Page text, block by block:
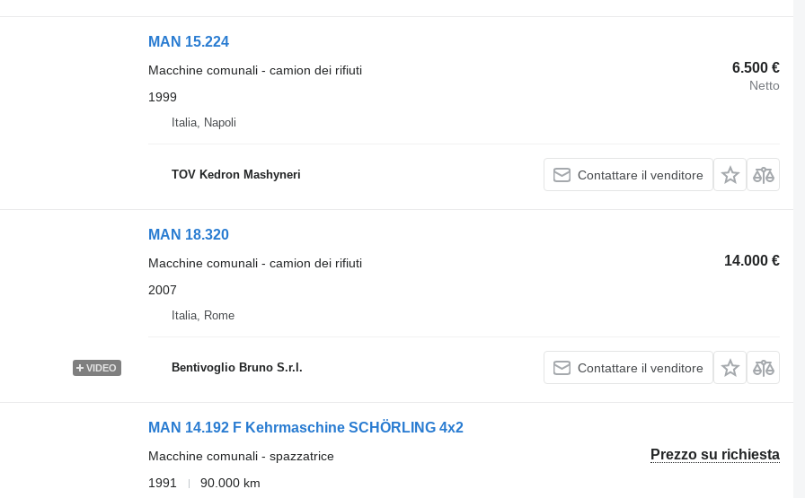
MAN 15.224
6.500 €
Netto
Macchine comunali - camion dei rifiuti
1999
Italia, Napoli
TOV Kedron Mashyneri Contattare il venditore
VIDEO
MAN 18.320
14.000 €
Macchine comunali - camion dei rifiuti
2007
Italia, Rome
Bentivoglio Bruno S.r.l. Contattare il venditore
MAN 14.192 F Kehrmaschine SCHÖRLING 4x2
Prezzo su richiesta
Macchine comunali - spazzatrice
1991
90.000 km